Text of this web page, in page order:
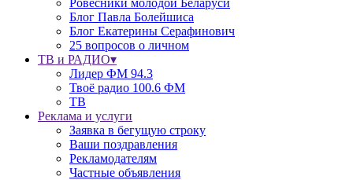
Ровесники молодой Беларуси
Блог Павла Болейшиса
Блог Екатерины Серафинович
25 вопросов о личном
ТВ и РАДИО▾
Лидер ФМ 94.3
Твоё радио 100.6 ФМ
ТВ
Реклама и услуги
Заявка в бегущую строку
Ваши поздравления
Рекламодателям
Частные объявления